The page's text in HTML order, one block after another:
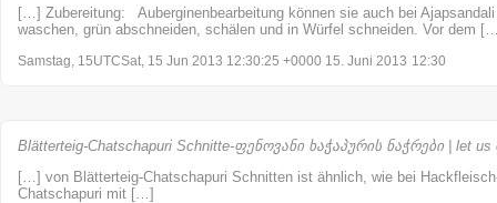
[…] Zubereitung: Auberginenbearbeitung können sie auch bei
waschen, grün abschneiden, schälen und in Würfel schneiden. Vor dem
Samstag, 15UTCSat, 15 Jun 2013 12:30:25 +0000 15. Juni 2013 12:30
Blätterteig-Chatschapuri Schnitte-ფენოვანი ხაჭაპურის ნაჭრები | let us
[…] von Blätterteig-Chatschapuri Schnitten ist ähnlich, wie bei
Chatschapuri mit […]